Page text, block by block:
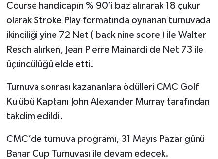
Course handicapın % 90’i baz alınarak 18 çukur
olarak Stroke Play formatında oynanan turnuvada
ikinciliği yine 72 Net ( back nine score ) ile Walter
Resch alırken, Jean Pierre Mainardi de Net 73 ile
üçüncülüğü elde etti.
Turnuva sonrası kazananlara ödülleri CMC Golf
Kulübü Kaptanı John Alexander Murray tarafından
takdim edildi.
CMC’de turnuva programı, 31 Mayıs Pazar günü
Bahar Cup Turnuvası ile devam edecek.